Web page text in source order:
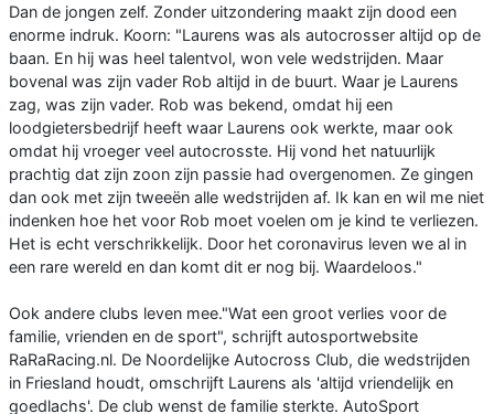
Dan de jongen zelf. Zonder uitzondering maakt zijn dood een
enorme indruk. Koorn: "Laurens was als autocrosser altijd op de
baan. En hij was heel talentvol, won vele wedstrijden. Maar
bovenal was zijn vader Rob altijd in de buurt. Waar je Laurens
zag, was zijn vader. Rob was bekend, omdat hij een
loodgietersbedrijf heeft waar Laurens ook werkte, maar ook
omdat hij vroeger veel autocrosste. Hij vond het natuurlijk
prachtig dat zijn zoon zijn passie had overgenomen. Ze gingen
dan ook met zijn tweeën alle wedstrijden af. Ik kan en wil me niet
indenken hoe het voor Rob moet voelen om je kind te verliezen.
Het is echt verschrikkelijk. Door het coronavirus leven we al in
een rare wereld en dan komt dit er nog bij. Waardeloos."
Ook andere clubs leven mee."Wat een groot verlies voor de
familie, vrienden en de sport", schrijft autosportwebsite
RaRaRacing.nl. De Noordelijke Autocross Club, die wedstrijden
in Friesland houdt, omschrijft Laurens als 'altijd vriendelijk en
goedlachs'. De club wenst de familie sterkte. AutoSport